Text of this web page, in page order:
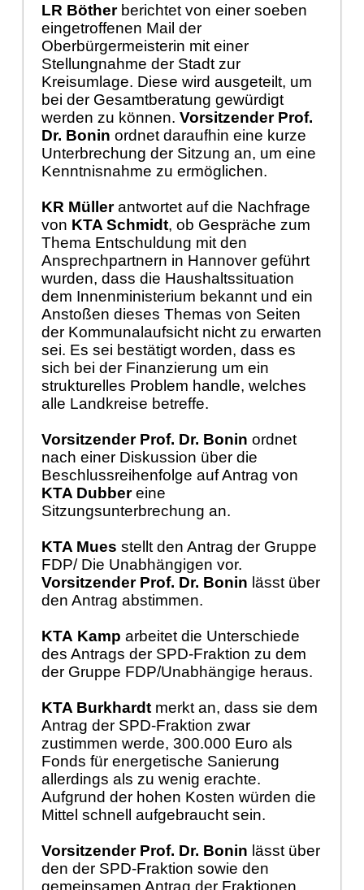
LR Bötherberichtet von einer soeben
eingetroffenen Mail der
Oberbürgermeisterin mit einer
Stellungnahme der Stadt zur
Kreisumlage. Diese wird ausgeteilt, um
bei der Gesamtberatung gewürdigt
werden zu können.Vorsitzender Prof.
Dr. Bonin ordnet daraufhin eine kurze
Unterbrechung der Sitzung an, um eine
Kenntnisnahme zu ermöglichen.
KR Müllerantwortet auf die Nachfrage
von KTA Schmidt, ob Gespräche zum
Thema Entschuldung mit den
Ansprechpartnern in Hannover geführt
wurden, dass die Haushaltssituation
dem Innenministerium bekannt und ein
Anstoßen dieses Themas von Seiten
der Kommunalaufsicht nicht zu erwarten
sei. Es sei bestätigt worden, dass es
sich bei der Finanzierung um ein
strukturelles Problem handle, welches
alle Landkreise betreffe.
Vorsitzender Prof. Dr. Bonin ordnet
nach einer Diskussion über die
Beschlussreihenfolge auf Antrag von
KTA Dubbereine
Sitzungsunterbrechung an.
KTA Mues stellt den Antrag der Gruppe
FDP/ Die Unabhängigen vor.
Vorsitzender Prof. Dr. Bonin lässt über
den Antrag abstimmen.
KTA Kamp arbeitet die Unterschiede
des Antrags der SPD-Fraktion zu dem
der Gruppe FDP/Unabhängige heraus.
KTA Burkhardt merkt an, dass sie dem
Antrag der SPD-Fraktion zwar
zustimmen werde, 300.000 Euro als
Fonds für energetische Sanierung
allerdings als zu wenig erachte.
Aufgrund der hohen Kosten würden die
Mittel schnell aufgebraucht sein.
Vorsitzender Prof. Dr. Bonin lässt über
den der SPD-Fraktion sowie den
gemeinsamen Antrag der Fraktionen